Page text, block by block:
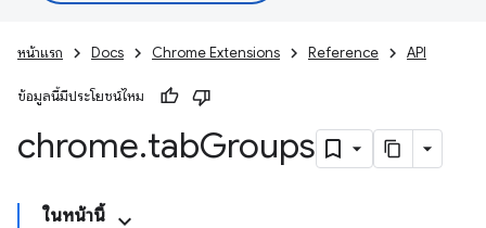
หน้าแรก Docs Chrome Extensions Reference API
ข้อมูลนี้มีประโยชน์ไหม
chrome.tabGroups
ในหน้านี้